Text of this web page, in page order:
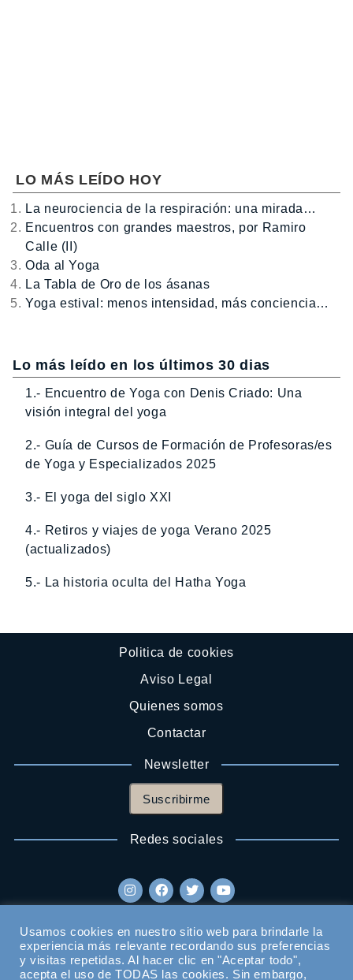
LO MÁS LEÍDO HOY
La neurociencia de la respiración: una mirada…
Encuentros con grandes maestros, por Ramiro
Calle (II)
Oda al Yoga
La Tabla de Oro de los ásanas
Yoga estival: menos intensidad, más conciencia…
Lo más leído en los últimos 30 dias
1.- Encuentro de Yoga con Denis Criado: Una
visión integral del yoga
2.- Guía de Cursos de Formación de Profesoras/es
de Yoga y Especializados 2025
3.- El yoga del siglo XXI
4.- Retiros y viajes de yoga Verano 2025
(actualizados)
5.- La historia oculta del Hatha Yoga
Politica de cookies
Aviso Legal
Quienes somos
Contactar
Newsletter
Suscribirme
Redes sociales
Usamos cookies en nuestro sitio web para brindarle la
experiencia más relevante recordando sus preferencias
y visitas repetidas. Al hacer clic en "Aceptar todo",
acepta el uso de TODAS las cookies. Sin embargo,